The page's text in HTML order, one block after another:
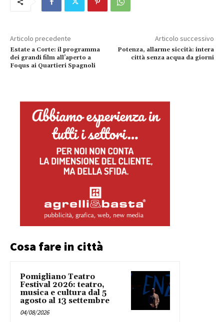
Articolo precedente
Estate a Corte: il programma
dei grandi film all’aperto a
Foqus ai Quartieri Spagnoli
Articolo successivo
Potenza, allarme siccità: intera
città senza acqua da giorni
Cosa fare in città
Pomigliano Teatro
Festival 2026: teatro,
musica e cultura dal 5
agosto al 13 settembre
04/08/2026